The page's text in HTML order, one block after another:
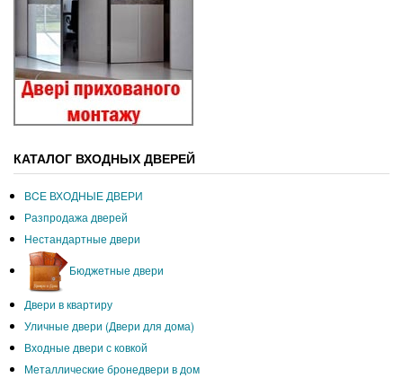
КАТАЛОГ ВХОДНЫХ ДВЕРЕЙ
ВCЕ ВХОДНЫЕ ДВЕРИ
Разпродажа дверей
Нестандартные двери
Бюджетные двери
Двери в квартиру
Уличные двери (Двери для дома)
Входные двери с ковкой
Металлические бронедвери в дом